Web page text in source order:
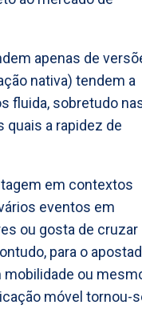
apenas de
nativa) tendem a
fluida, sobretudo
quais a rapidez de
em contextos
eventos em
ou gosta de cruzar
para o
ou
móvel tornou-